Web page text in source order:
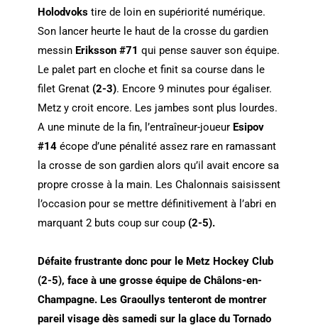
Holodvokstire de loin en supériorité numérique.
Son lancer heurte le haut de la crosse du gardien
messin Eriksson #71 qui pense sauver son équipe.
Le palet part en cloche et finit sa course dans le
filet Grenat (2-3). Encore 9 minutes pour égaliser.
Metz y croit encore. Les jambes sont plus lourdes.
A une minute de la fin, l’entraîneur-joueur Esipov
#14écope d’une pénalité assez rare en ramassant
la crosse de son gardien alors qu’il avait encore sa
propre crosse à la main. Les Chalonnais saisissent
l’occasion pour se mettre définitivement à l’abri en
marquant 2 buts coup sur coup (2-5).
Défaite frustrante donc pour le Metz Hockey Club
(2-5), face à une grosse équipe de Châlons-en-
Champagne. Les Graoullys tenteront de montrer
pareil visage dès samedi sur la glace du Tornado